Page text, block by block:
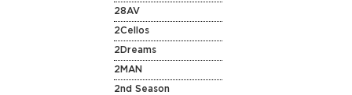
28AV
2Cellos
2Dreams
2MAN
2nd Season